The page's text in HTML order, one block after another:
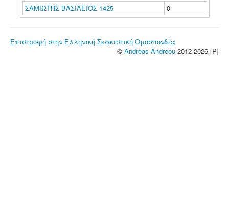
ΣΑΜΙΩΤΗΣ ΒΑΣΙΛΕΙΟΣ 1425 0
Επιστροφή στην Ελληνική Σκακιστική Ομοσπονδία
© Andreas Andreou 2012-2026 [P]